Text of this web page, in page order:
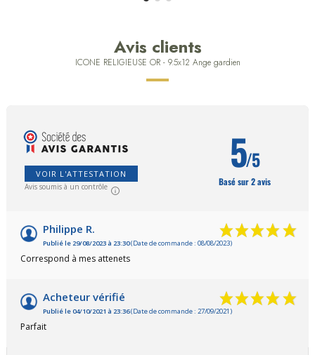
Avis clients
ICONE RELIGIEUSE OR - 9.5x12 Ange gardien
VOIR L'ATTESTATION
Avis soumis à un contrôle
5/5
Basé sur 2 avis
Philippe R.
Publié le 29/08/2023 à 23:30(Date de commande : 08/08/2023)
Correspond à mes attenets
Acheteur vérifié
Publié le 04/10/2021 à 23:36(Date de commande : 27/09/2021)
Parfait